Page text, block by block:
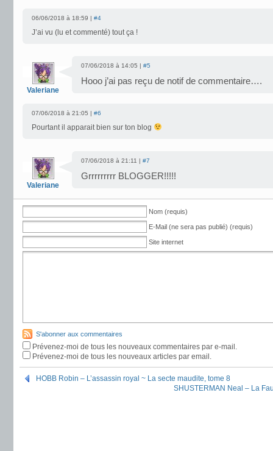
06/06/2018 à 18:59 | #4
J’ai vu (lu et commenté) tout ça !
Valeriane
07/06/2018 à 14:05 | #5
Hooo j’ai pas reçu de notif de commentaire….
07/06/2018 à 21:05 | #6
Pourtant il apparait bien sur ton blog
Valeriane
07/06/2018 à 21:11 | #7
Grrrrrrrrr BLOGGER!!!!!
Nom (requis)
E-Mail (ne sera pas publié) (requis)
Site internet
S'abonner aux commentaires
Prévenez-moi de tous les nouveaux commentaires par e-mail.
Prévenez-moi de tous les nouveaux articles par email.
HOBB Robin – L’assassin royal ~ La secte maudite, tome 8
SHUSTERMAN Neal – La